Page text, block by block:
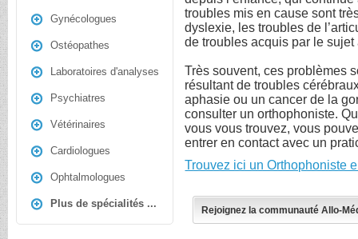
Gynécologues
Ostéopathes
Laboratoires d'analyses
Psychiatres
Vétérinaires
Cardiologues
Ophtalmologues
Plus de spécialités ...
troubles mis en cause sont
dyslexie, les troubles de
de troubles acquis par le sujet
Très souvent, ces problèmes
résultant de troubles
aphasie ou un cancer de la
consulter un orthophoniste.
vous vous trouvez, vous
entrer en contact avec un
Trouvez ici un Orthophoniste
Rejoignez la communauté Allo-